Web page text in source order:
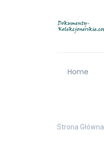
Home
Strona Główna